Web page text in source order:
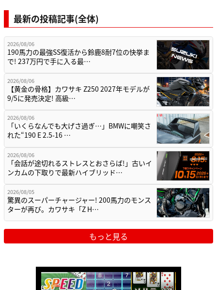
最新の投稿記事(全体)
2026/08/06
190馬力の最強SS復活から鈴鹿8耐7位の快挙ま
で! 237万円で手に入る最…
2026/08/06
【黄金の骨格】カワサキ Z250 2027年モデルが
9/5に発売決定! 高級…
2026/08/06
「いくらなんでも大げさ過ぎ…」BMWに嘲笑さ
れた“190 E 2.5-16 …
2026/08/06
「会話が途切れるストレスとおさらば!」古いイ
ンカムの下取りで最新ハイブリッド…
2026/08/05
驚異のスーパーチャージャー! 200馬力のモンス
ターが再び。カワサキ「Z H…
もっと見る